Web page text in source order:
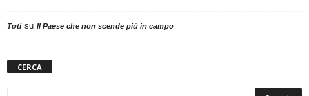
Totisu Il Paese che non scende più in campo
CERCA